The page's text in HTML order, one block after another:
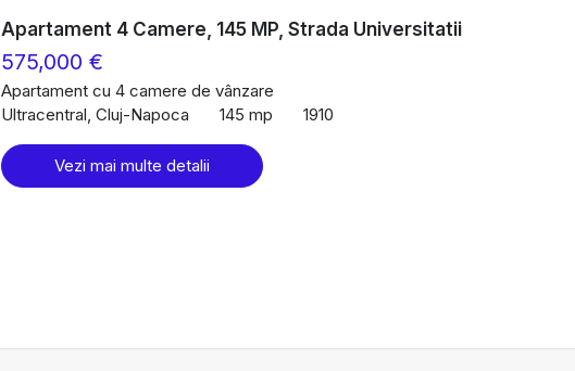
Apartament 4 Camere, 145 MP, Strada Universitatii
575,000 €
Apartament cu 4 camere de vânzare
Ultracentral, Cluj-Napoca
145 mp 1910
Vezi mai multe detalii